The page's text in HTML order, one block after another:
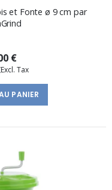
et Fonte ø 9 cm par
€
PANIER